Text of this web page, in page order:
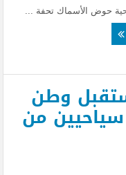
حوض الأسماك تحفة ...
وطن
من